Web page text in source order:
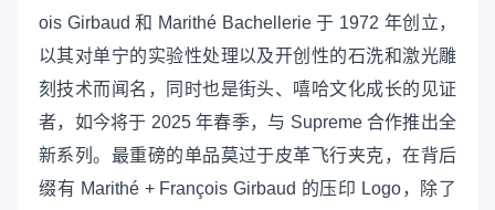
ois Girbaud 和 Marithé Bachellerie 于 1972 年创立，
以其对单宁的实验性处理以及开创性的石洗和激光雕
刻技术而闻名，同时也是街头、嘻哈文化成长的见证
者，如今将于 2025 年春季，与 Supreme 合作推出全
新系列。最重磅的单品莫过于皮革飞行夹克，在背后
缀有 Marithé + François Girbaud 的压印 Logo，除了